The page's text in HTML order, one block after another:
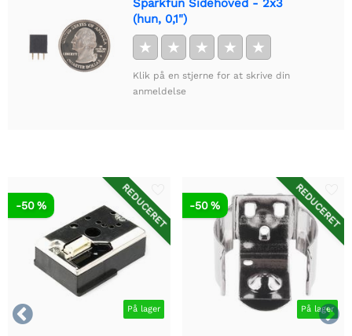
Sparkfun Sidehoved - 2x3
(hun, 0,1")
★ ★ ★ ★ ★
Klik på en stjerne for at skrive din
anmeldelse


REDUCERET
På lager
-50 % REDUCERET
På lager
-50 %